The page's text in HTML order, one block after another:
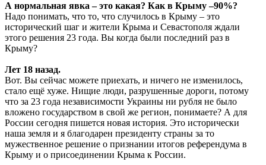
А нормальная явка – это какая? Как в Крыму –90%?
Надо понимать, что то, что случилось в Крыму – это
исторический шаг и жители Крыма и Севастополя ждали
этого решения 23 года. Вы когда были последний раз в
Крыму?
Лет 18 назад.
Вот. Вы сейчас можете приехать, и ничего не изменилось,
стало ещё хуже. Нищие люди, разрушенные дороги, потому
что за 23 года независимости Украины ни рубля не было
вложено государством в свой же регион, понимаете? А для
России сегодня пишется новая история. Это исторически
наша земля и я благодарен президенту страны за то
мужественное решение о признании итогов референдума в
Крыму и о присоединении Крыма к России.